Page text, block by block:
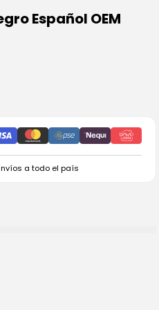
Español OEM
a todo el país